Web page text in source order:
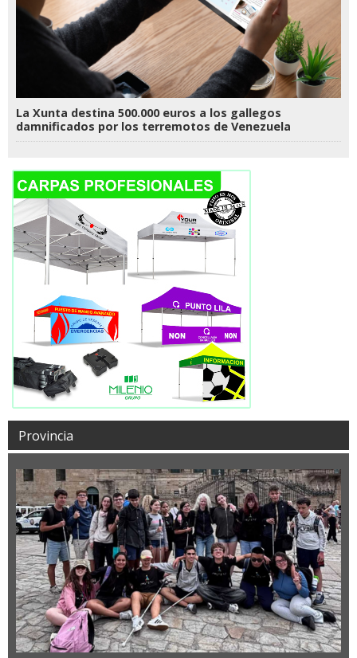
La Xunta destina 500.000 euros a los gallegos
damnificados por los terremotos de Venezuela
Provincia